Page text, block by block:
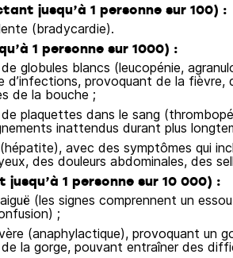
jusqu’à 1 personne sur 100) :
(bradycardie).
1 personne sur 1000) :
globules blancs (leucopénie,
d’infections, provoquant de la fièvre,
de la bouche ;
plaquettes dans le sang
inattendus durant plus
avec des symptômes qui
des douleurs abdominales, des
1 personne sur 10 000) :
(les signes comprennent un
;
(anaphylactique), provoquant un
la gorge, pouvant entraîner des